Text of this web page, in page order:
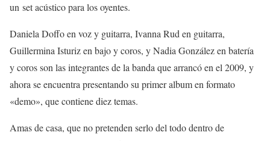
un set acústico para los oyentes.
Daniela Doffo en voz y guitarra, Ivanna Rud en guitarra,
Guillermina Isturiz en bajo y coros, y Nadia González en batería
y coros son las integrantes de la banda que arrancó en el 2009, y
ahora se encuentra presentando su primer album en formato
«demo», que contiene diez temas.
Amas de casa, que no pretenden serlo del todo dentro de